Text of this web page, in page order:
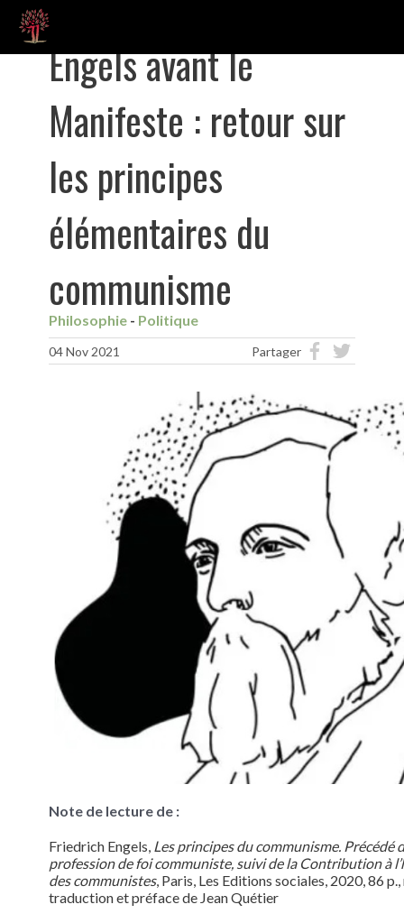
Engels avant le
Manifeste : retour sur
les principes
élémentaires du
communisme
Philosophie Politique
04 Nov 2021 Partager
Note de lecture de :
Friedrich Engels, Les principes du communisme. Précédé
profession de foi communiste, suivi de la Contribution à
des communistes, Paris, Les Editions sociales, 2020, 86
traduction et préface de Jean Quétier